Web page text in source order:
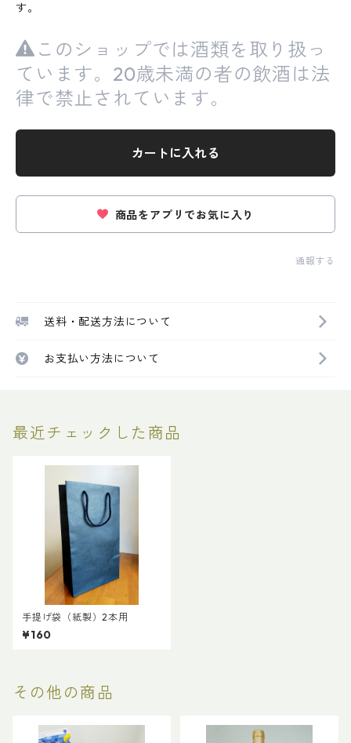
す。
このショップでは酒類を取り扱っ
ています。20歳未満の者の飲酒は法
律で禁止されています。
カートに入れる
商品をアプリでお気に入り
通報する
送料・配送方法について
お支払い方法について
最近チェックした商品
手提げ袋（紙製）2本用
¥160
その他の商品